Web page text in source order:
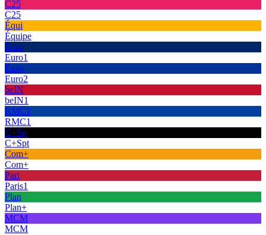
C25
C25
Équi
Équipe
Euro
Euro1
Euro
Euro2
beIN
beIN1
RMC1
RMC1
C+Sp
C+Spt
Com+
Com+
Pari
Paris1
Plan
Plan+
MCM
MCM